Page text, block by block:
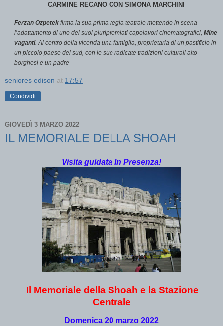
CARMINE RECANO CON SIMONA MARCHINI
Ferzan Ozpetek firma la sua prima regia teatrale mettendo in scena
l’adattamento di uno dei suoi pluripremiati capolavori cinematografici, Mine
vaganti. Al centro della vicenda una famiglia, proprietaria di un pastificio in
un piccolo paese del sud, con le sue radicate tradizioni culturali alto
borghesi e un padre
seniores edison at 17:57
Condividi
GIOVEDÌ 3 MARZO 2022
IL MEMORIALE DELLA SHOAH
Visita guidata In Presenza!
Il Memoriale della Shoah e la Stazione
Centrale
Domenica 20 marzo 2022